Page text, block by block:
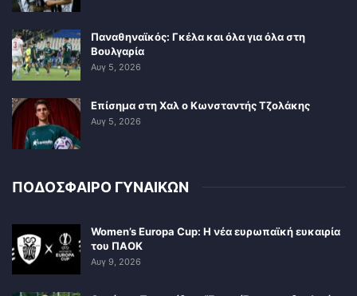
Παναθηναϊκός: Γκέλα και όλα για όλα στη
Βουλγαρία
Αυγ 5, 2026
Επίσημα στη Χαλ ο Κωνσταντής Τζολάκης
Αυγ 5, 2026
ΠΟΔΟΣΦΑΙΡΟ ΓΥΝΑΙΚΩΝ
Women’s Europa Cup: Η νέα ευρωπαϊκή ευκαιρία
του ΠΑΟΚ
Αυγ 9, 2026